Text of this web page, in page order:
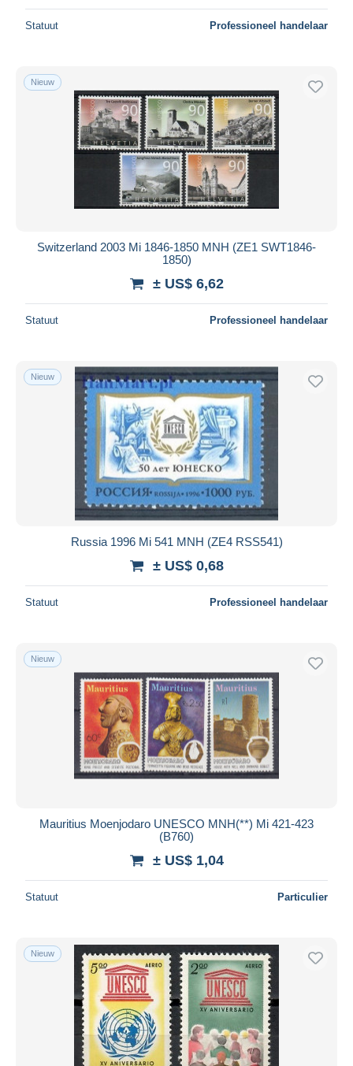
Statuut Professioneel handelaar
Nieuw
Switzerland 2003 Mi 1846-1850 MNH (ZE1 SWT1846-
1850)
± US$ 6,62
Statuut Professioneel handelaar
Nieuw
Russia 1996 Mi 541 MNH (ZE4 RSS541)
± US$ 0,68
Statuut Professioneel handelaar
Nieuw
Mauritius Moenjodaro UNESCO MNH(**) Mi 421-423
(B760)
± US$ 1,04
Statuut Particulier
Nieuw